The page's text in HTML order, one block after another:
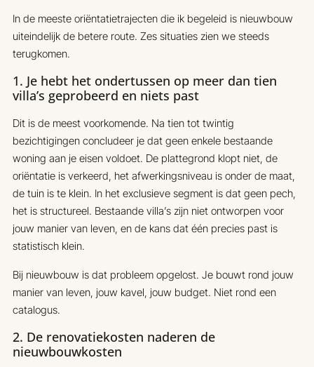
In de meeste oriëntatietrajecten die ik begeleid is nieuwbouw
uiteindelijk de betere route. Zes situaties zien we steeds
terugkomen.
1. Je hebt het ondertussen op meer dan tien
villa’s geprobeerd en niets past
Dit is de meest voorkomende. Na tien tot twintig
bezichtigingen concludeer je dat geen enkele bestaande
woning aan je eisen voldoet. De plattegrond klopt niet, de
oriëntatie is verkeerd, het afwerkingsniveau is onder de maat,
de tuin is te klein. In het exclusieve segment is dat geen pech,
het is structureel. Bestaande villa’s zijn niet ontworpen voor
jouw manier van leven, en de kans dat één precies past is
statistisch klein.
Bij nieuwbouw is dat probleem opgelost. Je bouwt rond jouw
manier van leven, jouw kavel, jouw budget. Niet rond een
catalogus.
2. De renovatiekosten naderen de
nieuwbouwkosten